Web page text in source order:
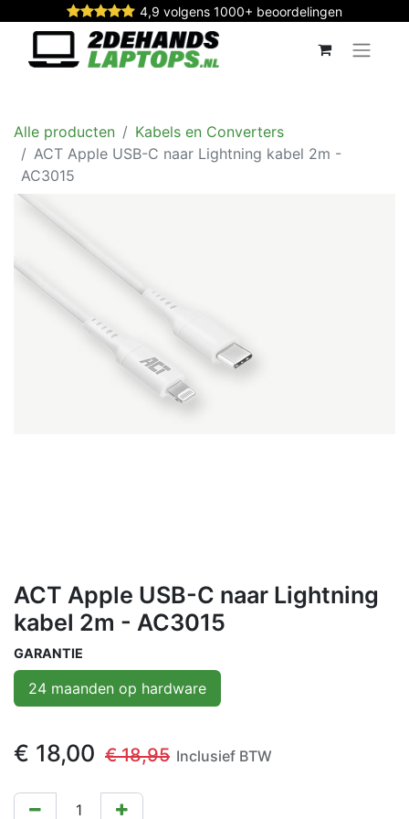
4,9 volgens 1000+ beoordelingen
Alle producten
Kabels en Converters
ACT Apple USB-C naar Lightning kabel 2m -
AC3015
ACT Apple USB-C naar Lightning
kabel 2m - AC3015
GARANTIE
24 maanden op hardware
€ 18,00 €18,95 Inclusief BTW